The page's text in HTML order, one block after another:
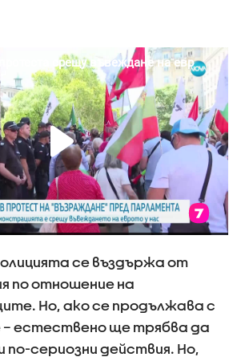
се въздържа от
по отношение на
Но, ако се продължава с
– естествено ще трябва да
по-сериозни действия. Но,